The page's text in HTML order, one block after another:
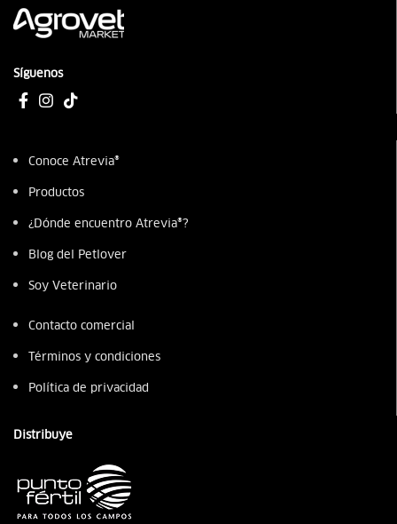
Síguenos
Conoce Atrevia®
Productos
¿Dónde encuentro Atrevia®?
Blog del Petlover
Soy Veterinario
Contacto comercial
Términos y condiciones
Política de privacidad
Distribuye